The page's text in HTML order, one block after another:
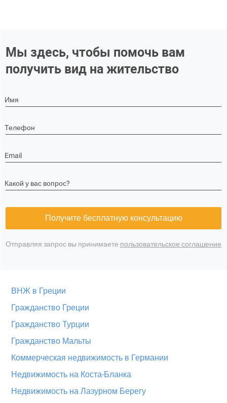
Мы здесь, чтобы помочь вам
получить вид на жительство
Имя
Телефон
Email
Какой у вас вопрос?
Получите бесплатную консультацию
Отправляя запрос вы принимаете пользовательское соглашение
ВНЖ в Греции
Гражданство Греции
Гражданство Турции
Гражданство Мальты
Коммерческая недвижимость в Германии
Недвижимость на Коста-Бланка
Недвижимость на Лазурном Берегу